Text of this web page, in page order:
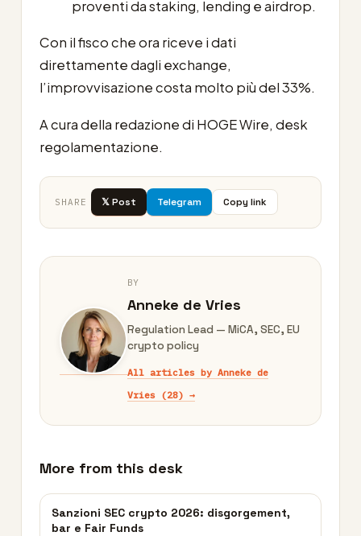
proventi da staking, lending e airdrop.
Con il fisco che ora riceve i dati
direttamente dagli exchange,
l’improvvisazione costa molto più del 33%.
A cura della redazione di HOGE Wire, desk
regolamentazione.
SHARE 𝕏 Post Telegram Copy link
BY
Anneke de Vries
Regulation Lead — MiCA, SEC, EU
crypto policy
All articles by Anneke de
Vries (28) →
More from this desk
Sanzioni SEC crypto 2026: disgorgement,
bar e Fair Funds